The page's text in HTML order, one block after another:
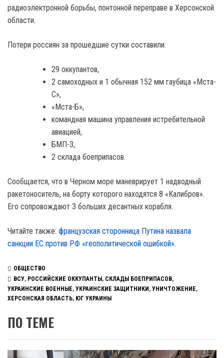
радиоэлектронной борьбы, понтонной переправе в Херсонской
области.
Потери россиян за прошедшие сутки составили:
29 оккупантов,
2 самоходных и 1 обычная 152 мм гаубица «Мста-
С»,
«Мста-Б»,
командная машина управления истребительной
авиацией,
БМП-3,
2 склада боеприпасов.
Сообщается, что в Черном море маневрирует 1 надводный
ракетоноситель, на борту которого находятся 8 «Калибров».
Его сопровождают 3 больших десантных корабля.
Читайте также: французская сторонница Путина назвала
санкции ЕС против РФ «геополитической ошибкой».
ОБЩЕСТВО
ВСУ, РОССИЙСКИЕ ОККУПАНТЫ , СКЛАДЫ БОЕПРИПАСОВ,
УКРАИНСКИЕ ВОЕННЫЕ, УКРАИНСКИЕ ЗАЩИТНИКИ, УНИЧТОЖЕНИЕ,
ХЕРСОНСКАЯ ОБЛАСТЬ, ЮГ УКРАИНЫ
ПО ТЕМЕ